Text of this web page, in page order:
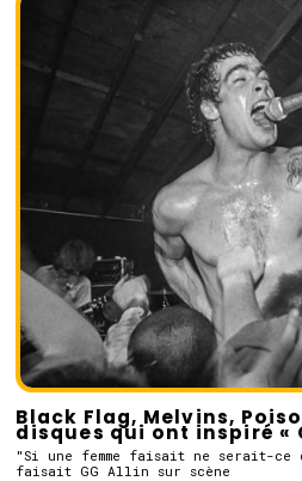
Black Flag, Melvins,
disques qui ont inspiré «
"Si une femme faisait ne serait-ce
faisait GG Allin sur scène